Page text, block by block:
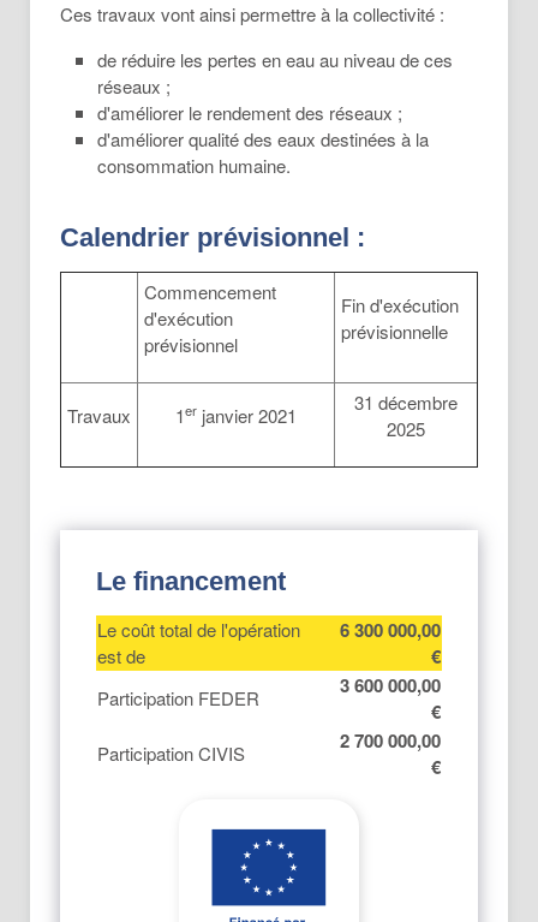
Ces travaux vont ainsi permettre à la collectivité :
de réduire les pertes en eau au niveau de ces
réseaux ;
d'améliorer le rendement des réseaux ;
d'améliorer qualité des eaux destinées à la
consommation humaine.
Calendrier prévisionnel :
Commencement
d'exécution
prévisionnel
Fin d'exécution
prévisionnelle
Travaux 1er janvier 2021
31 décembre
2025
Le financement
Le coût total de l'opération
est de
6 300 000,00
€
Participation FEDER
3 600 000,00
€
Participation CIVIS
2 700 000,00
€